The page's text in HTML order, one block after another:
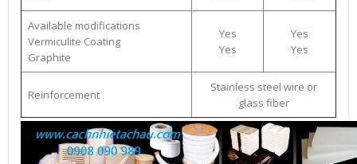
Available modifications
Vermiculite Coating
Graphite
Yes
Yes
Yes
Yes
Reinforcement
Stainless steel wire or
glass fiber